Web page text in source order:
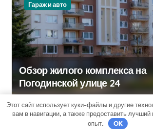
Гараж и авто
Обзор жилого комплекса на
Погодинской улице 24
Этот сайт использует куки-файлы и другие
вам в навигации, а также предоставить лучший
опыт.
OK